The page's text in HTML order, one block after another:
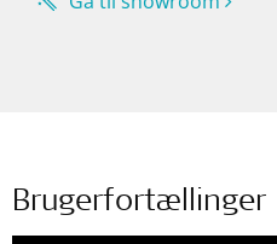
Brugerfortællinger